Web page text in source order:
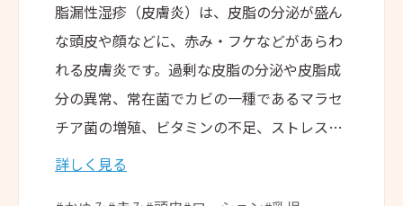
脂漏性湿疹（皮膚炎）は、皮脂の分泌が盛ん
な頭皮や顔などに、赤み・フケなどがあらわ
れる皮膚炎です。過剰な皮脂の分泌や皮脂成
分の異常、常在菌でカビの一種であるマラセ
チア菌の増殖、ビタミンの不足、ストレスな
どが原因として考えられます。また、乳児期
詳しく見る